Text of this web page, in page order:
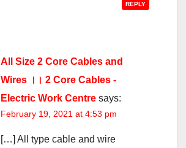
REPLY
All Size 2 Core Cables and
Wires ।। 2 Core Cables -
Electric Work Centre says:
February 19, 2021 at 4:53 pm
[…] All type cable and wire